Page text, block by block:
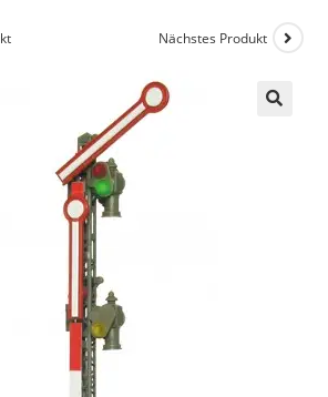
Nächstes Produkt